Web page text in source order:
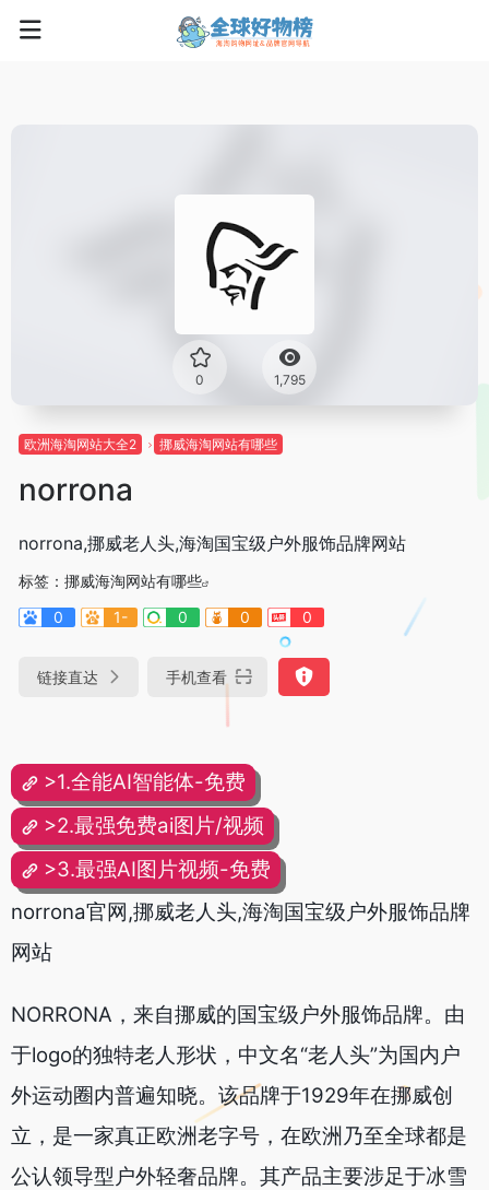
0 1,795
欧洲海淘网站大全2 挪威海淘网站有哪些
norrona
norrona,挪威老人头,海淘国宝级户外服饰品牌网站
标签： 挪威海淘网站有哪些
0
1- 0 0 0
链接直达 手机查看
>1.全能AI智能体-免费
>2.最强免费ai图片/视频
>3.最强AI图片视频-免费
norrona官网,挪威老人头,海淘国宝级户外服饰品牌
网站
NORRONA，来自挪威的国宝级户外服饰品牌。由
于logo的独特老人形状，中文名“老人头”为国内户
外运动圈内普遍知晓。该品牌于1929年在挪威创
立，是一家真正欧洲老字号，在欧洲乃至全球都是
公认领导型户外轻奢品牌。其产品主要涉足于冰雪